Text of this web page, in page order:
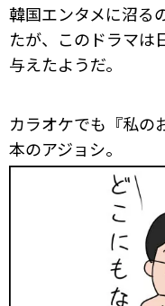
韓国エンタメに沼る
たが、このドラマは
与えたようだ。
カラオケでも『私
本のアジョシ。